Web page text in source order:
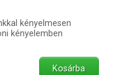
kényelmesen
kényelemben
Kosárba